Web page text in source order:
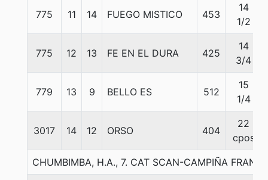
775 11 14 FUEGO MISTICO 453
14
1/2
775 12 13 FE EN EL DURA 425
14
3/4
779 13 9 BELLO ES 512
15
1/4
3017 14 12 ORSO 404
22
cpos
CHUMBIMBA, H.A., 7. CAT SCAN-CAMPIÑA